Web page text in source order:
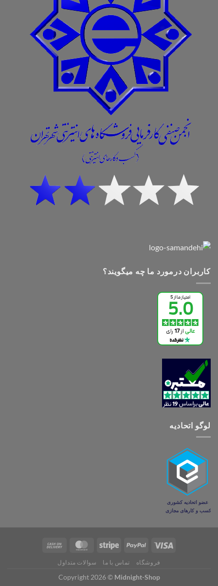
کاربران درمورد ما چه میگویند؟
لوگو اتحادیه
فروشگاه تماس با ما سوالات متداول
Copyright 2026 © Midnight-Shop